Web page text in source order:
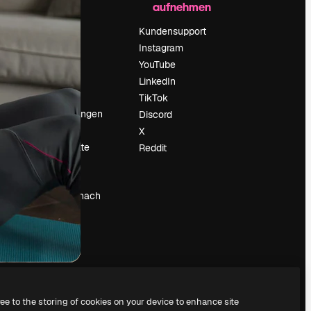
Preise
Über uns
Suchtrends
Blog
Veranstaltungen
Slidesgo
Deine Inhalte
verkaufen
Pressesaal
Suchst du nach
aufnehmen
Kundensupport
Instagram
YouTube
LinkedIn
TikTok
Discord
X
Reddit
to the storing of cookies on your device to enhance site